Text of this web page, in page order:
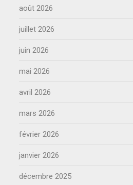
août 2026
juillet 2026
juin 2026
mai 2026
avril 2026
mars 2026
février 2026
janvier 2026
décembre 2025